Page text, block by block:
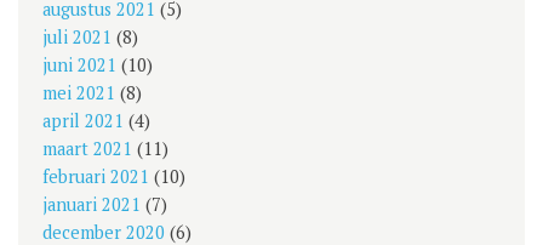
augustus 2021 (5)
juli 2021 (8)
juni 2021 (10)
mei 2021 (8)
april 2021 (4)
maart 2021 (11)
februari 2021 (10)
januari 2021 (7)
december 2020 (6)